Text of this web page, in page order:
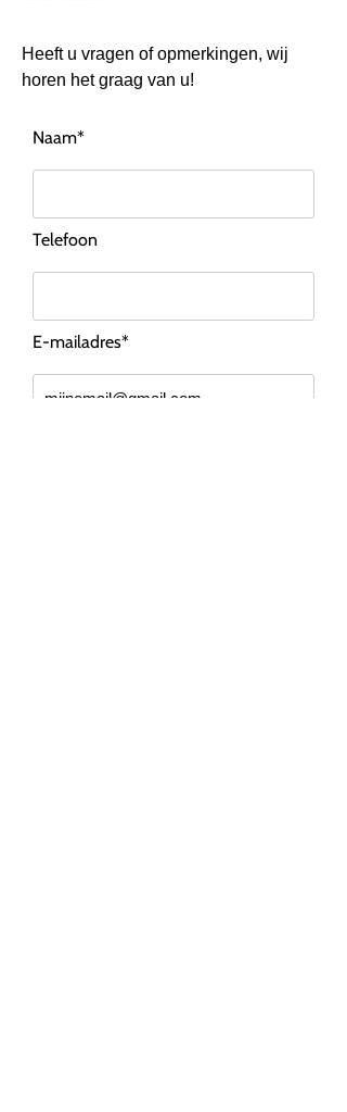
Heeft u vragen of opmerkingen, wij
horen het graag van u!
Naam*
Telefoon
E-mailadres*